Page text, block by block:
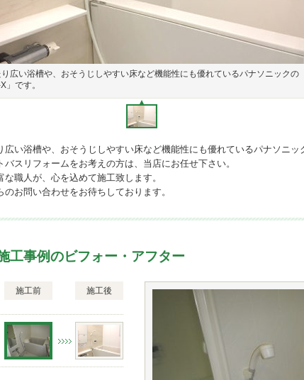
広い浴槽や、おそうじしやすい床など機能性にも優れているパナソニックの
」です。
広い浴槽や、おそうじしやすい床など機能性にも優れているパナソニッ
バスリフォームをお考えの方は、当店にお任せ下さい。
な職人が、心を込めて施工致します。
のお問い合わせをお待ちしております。
工事例のビフォー・アフター
施工前 施工後